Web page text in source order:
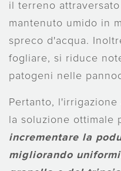
il terreno
mantenuto umido in
spreco d'acqua.
fogliare, si riduce
patogeni nelle
Pertanto,
la soluzione ottimale
incrementare la
migliorando